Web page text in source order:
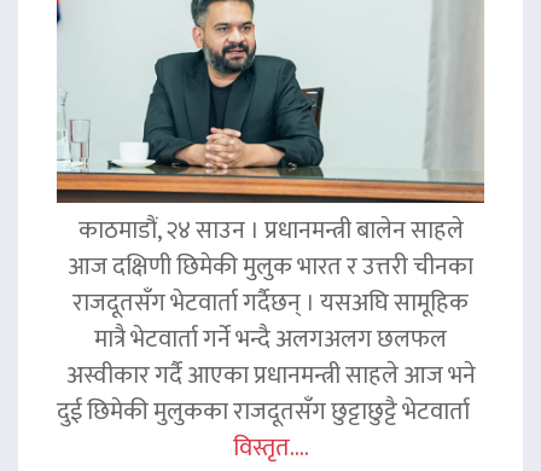
काठमाडौं, २४ साउन । प्रधानमन्त्री बालेन साहले
आज दक्षिणी छिमेकी मुलुक भारत र उत्तरी चीनका
राजदूतसँग भेटवार्ता गर्दैछन् । यसअघि सामूहिक
मात्रै भेटवार्ता गर्ने भन्दै अलगअलग छलफल
अस्वीकार गर्दै आएका प्रधानमन्त्री साहले आज भने
दुई छिमेकी मुलुकका राजदूतसँग छुट्टाछुट्टै भेटवार्ता
विस्तृत....